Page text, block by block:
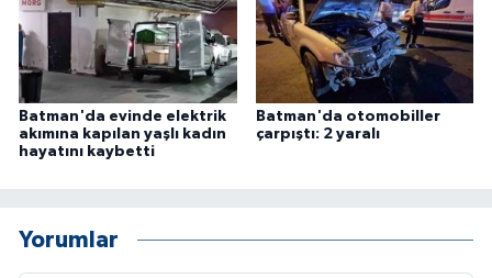
Batman'da evinde elektrik
akımına kapılan yaşlı kadın
hayatını kaybetti
Batman'da otomobiller
çarpıştı: 2 yaralı
Yorumlar
YEREL
Yerel Haberler